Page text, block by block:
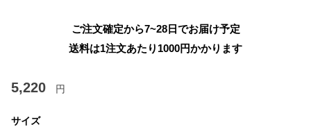
ご注文確定から7~28日でお届け予定
送料は1注文あたり 1000円かかります
5,220 円
サイズ